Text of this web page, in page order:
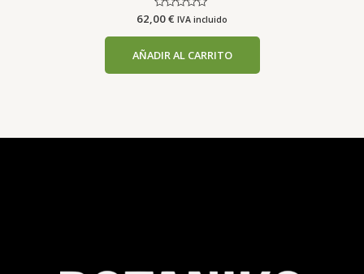
Valorado
con
0
5
62,00€ IVA incluido
AÑADIR AL CARRITO